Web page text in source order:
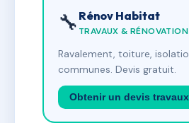
🔧 Rénov Habitat
TRAVAUX & RÉNOVATION
Ravalement, toiture,
communes. Devis gratuit.
Obtenir un devis travaux